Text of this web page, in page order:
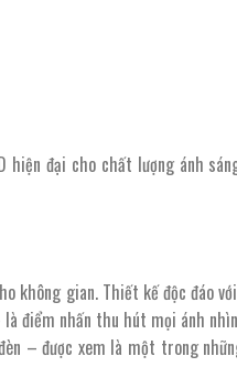
hiện đại cho chất lượng ánh
không gian. Thiết kế độc
điểm nhấn thu hút mọi ánh
– được xem là một trong